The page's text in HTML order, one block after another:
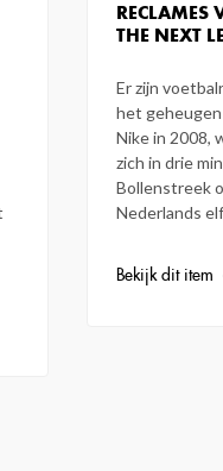
RECLAMES
THE NEXT
Er zijn
het
Nike in 2008,
zich in drie
Bollenstreek
Nederlands
Bekijk dit item